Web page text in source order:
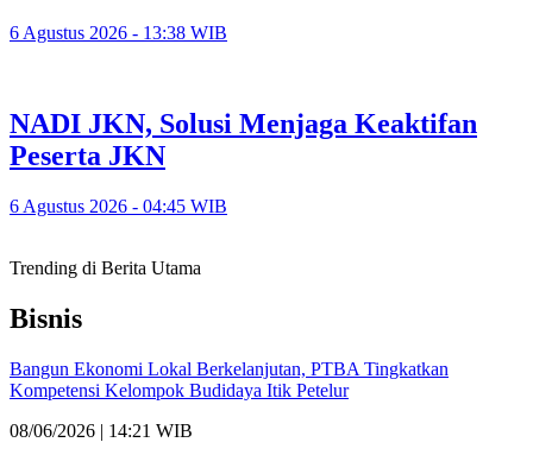
6 Agustus 2026 - 13:38 WIB
NADI JKN, Solusi Menjaga Keaktifan
Peserta JKN
6 Agustus 2026 - 04:45 WIB
Trending di Berita Utama
Bisnis
Bangun Ekonomi Lokal Berkelanjutan, PTBA Tingkatkan
Kompetensi Kelompok Budidaya Itik Petelur
08/06/2026 | 14:21 WIB